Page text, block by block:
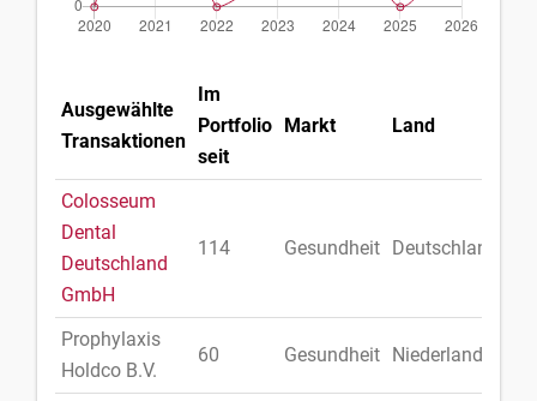
Ausgewählte
Transaktionen
Im
Portfolio
seit
Markt Land
Colosseum
Dental
Deutschland
GmbH
114 Gesundheit Deutschland
Prophylaxis
Holdco B.V.
60 Gesundheit Niederlande